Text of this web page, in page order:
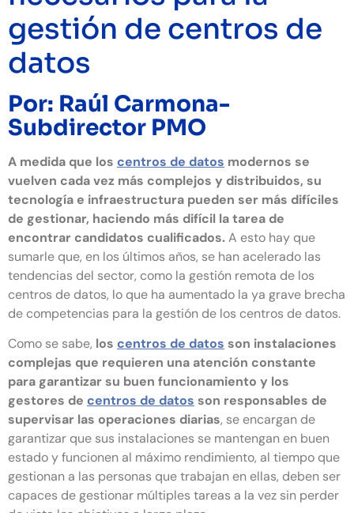
gestión de centros de
datos
Por: Raúl Carmona-
Subdirector PMO
A medida que los centros de datos modernos se
vuelven cada vez más complejos y distribuidos, su
tecnología e infraestructura pueden ser más difíciles
de gestionar, haciendo más difícil la tarea de
encontrar candidatos cualificados.A esto hay que
sumarle que, en los últimos años, se han acelerado las
tendencias del sector, como la gestión remota de los
centros de datos, lo que ha aumentado la ya grave brecha
de competencias para la gestión de los centros de datos.
Como se sabe, los centros de datos son instalaciones
complejas que requieren una atención constante
para garantizar su buen funcionamiento y los
gestores de centros de datos son responsables de
supervisar las operaciones diarias, se encargan de
garantizar que sus instalaciones se mantengan en buen
estado y funcionen al máximo rendimiento, al tiempo que
gestionan a las personas que trabajan en ellas, deben ser
capaces de gestionar múltiples tareas a la vez sin perder